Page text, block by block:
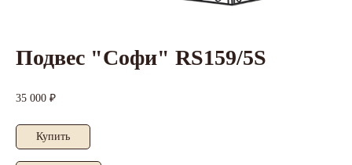
Подвес "Софи" RS159/5S
35 000 ₽
Купить